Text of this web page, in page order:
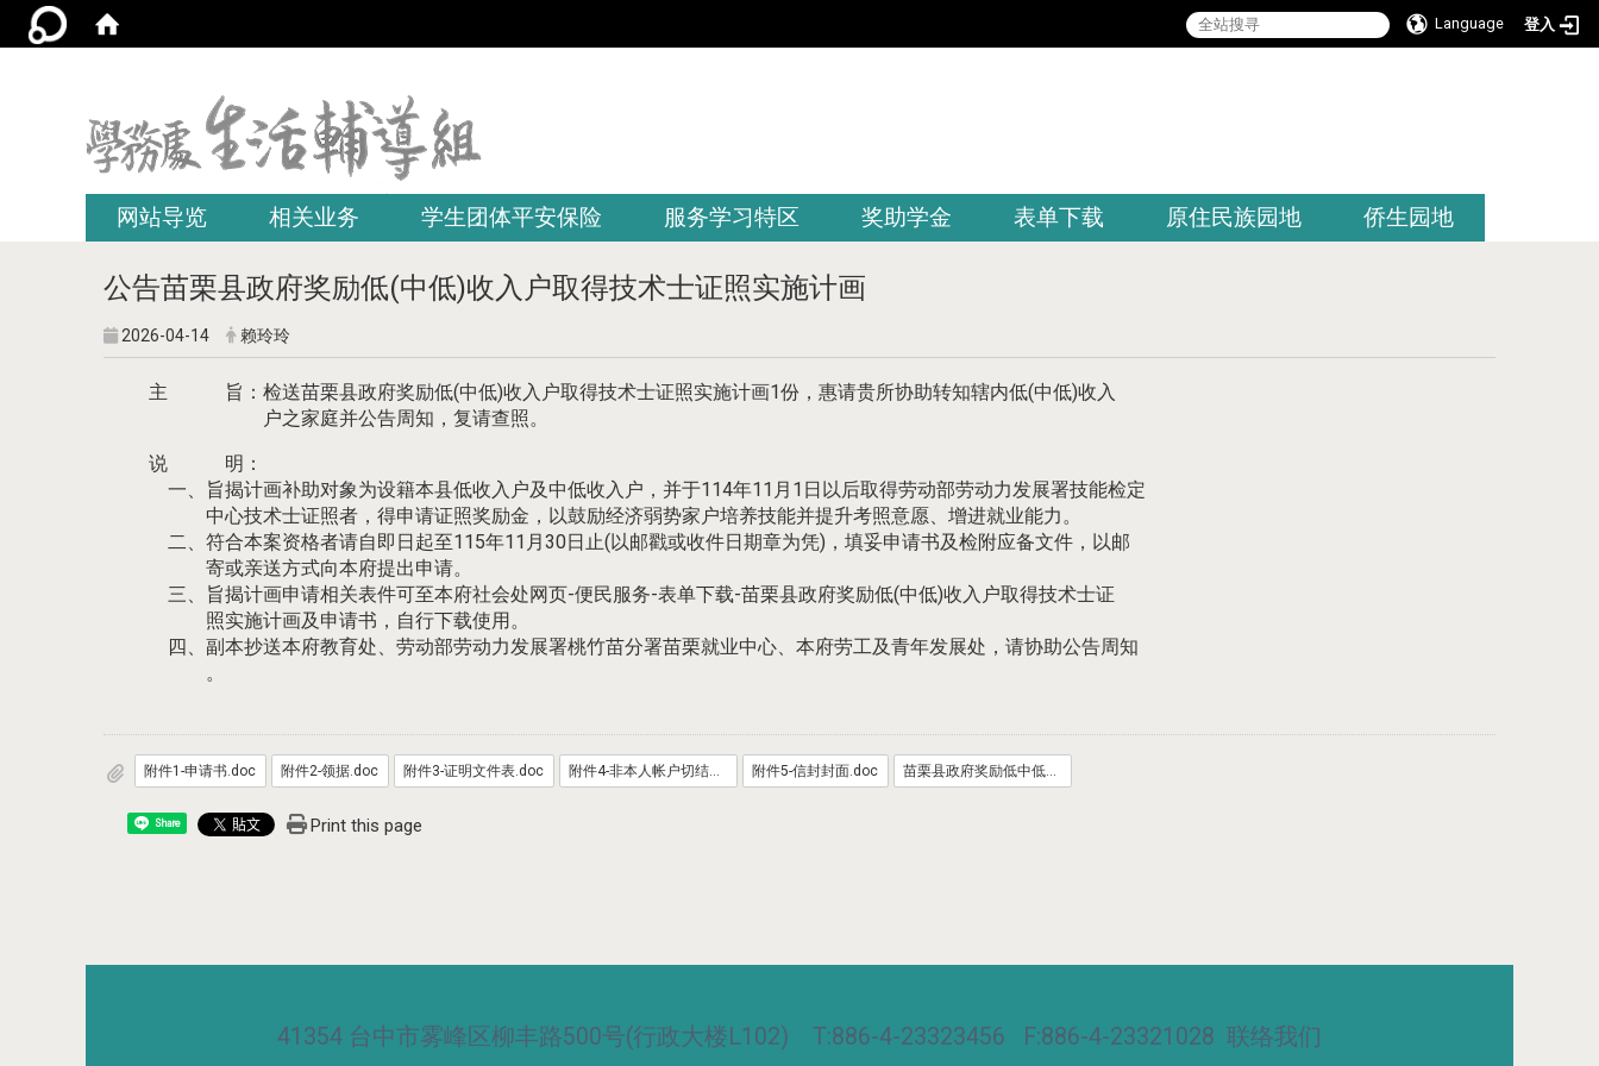
Language 登入
网站导览 相关业务 学生团体平安保险 服务学习特区 奖助学金 表单下载 原住民族园地 侨生园地
公告苗栗县政府奖励低(中低)收入户取得技术士证照实施计画
2026-04-14 赖玲玲
主 旨：检送苗栗县政府奖励低(中低)收入户取得技术士证照实施计画1份，惠请贵所协助转知辖内低(中低)收入
户之家庭并公告周知，复请查照。
说 明：
一、旨揭计画补助对象为设籍本县低收入户及中低收入户，并于114年11月1日以后取得劳动部劳动力发展署技能检定
中心技术士证照者，得申请证照奖励金，以鼓励经济弱势家户培养技能并提升考照意愿、增进就业能力。
二、符合本案资格者请自即日起至115年11月30日止(以邮戳或收件日期章为凭)，填妥申请书及检附应备文件，以邮
寄或亲送方式向本府提出申请。
三、旨揭计画申请相关表件可至本府社会处网页-便民服务-表单下载-苗栗县政府奖励低(中低)收入户取得技术士证
照实施计画及申请书，自行下载使用。
四、副本抄送本府教育处、劳动部劳动力发展署桃竹苗分署苗栗就业中心、本府劳工及青年发展处，请协助公告周知
。
附件1-申请书.doc 附件2-领据.doc 附件3-证明文件表.doc 附件4-非本人帐户切结书.docx 附件5-信封封面.doc 苗栗县政府奖励低中低收入户取得技术士证照实施计画.pdf
Share Print this page
41354 台中市雾峰区柳丰路500号(行政大楼L102) T:886-4-23323456 F:886-4-23321028 联络我们